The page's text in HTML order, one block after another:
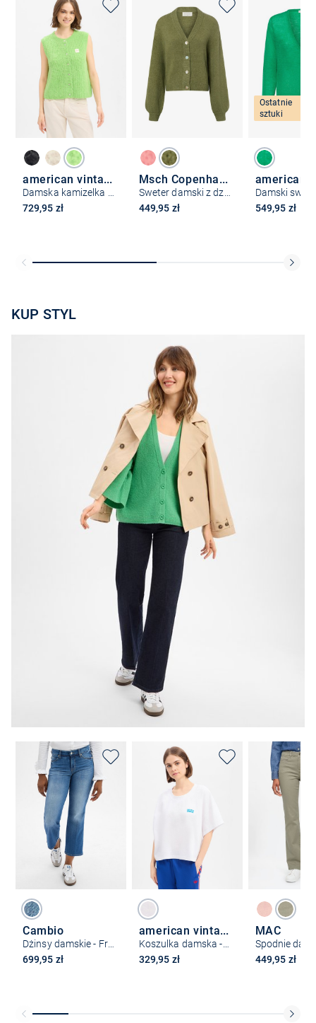
american vintage
729,95 zł
Msch Copenhagen
449,95 zł
Ostatnie
sztuki
549,95 zł
KUP STYL
Cambio
Dżinsy damskie - Francesca
699,95 zł
american vintage
329,95 zł
MAC
449,95 zł